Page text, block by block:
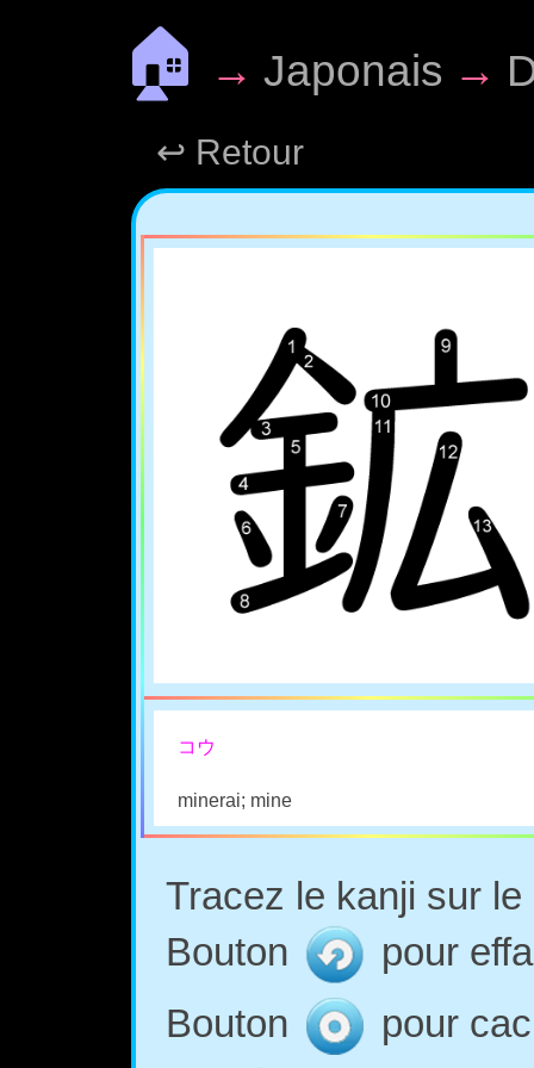
🏠 → Japonais →
↩ Retour
コウ
minerai; mine
Tracez le kanji sur
Bouton
pour
Bouton
pour